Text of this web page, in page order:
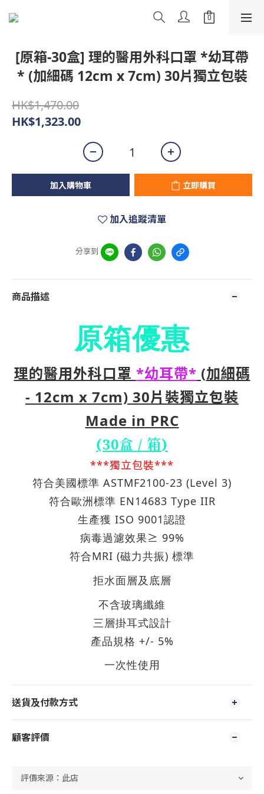
[原箱-30盒] 理的醫用外科口罩 *幼耳帶
* (加細碼 12cm x 7cm) 30片獨立包裝
HK$1,470.00
HK$1,323.00
加入購物車 立即購買
加入追蹤清單
分享到
商品描述
原箱優惠
理的醫用外科口罩 *幼耳帶* (加細碼
- 12cm x 7cm) 30片裝獨立包裝
Made in PRC
(30盒 / 箱)
***獨立包裝***
符合美國標準 ASTMF2100-23 (Level 3)
符合歐洲標準 EN14683 Type IIR
生產獲 ISO 9001 認證
病毒過濾效果 ≥ 99%
符合MRI (磁力共振) 標準
拒水面層及底層
不含玻璃纖維
三層掛耳式設計
產品規格 +/- 5%
一次性使用
送貨及付款方式
顧客評價